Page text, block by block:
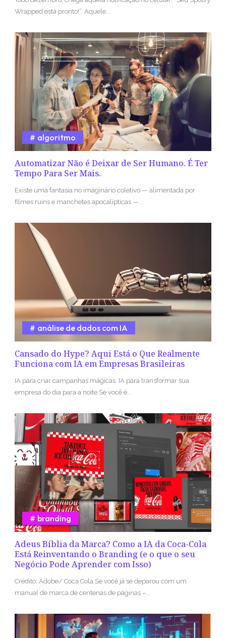
Wrapped está pronto!”. Aquele...
Automatizar Não é Deixar de Ser Humano. É Ter
Tempo Para Ser Mais.
algoritmo
Existe uma fantasia no imaginário coletivo — alimentada por
filmes ruins e manchetes apocalípticas —...
Cansado do Hype? Aqui Está o Que Realmente
Funciona com IA em Empresas Brasileiras
análise de dados com IA
IA para criar campanhas mágicas. IA para transformar sua
empresa do dia para a noite.Se você é...
Adeus Bíblia da Marca? Como a IA da Coca-Cola
Está Reinventando o Branding (e o que o seu
Negócio Pode Aprender com Isso)
branding
Crédito: Adobe/ Coca Cola Se você já se deparou com um
manual de marca de centenas de páginas –...